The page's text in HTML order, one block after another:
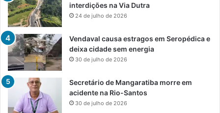
interdições na Via Dutra
24 de julho de 2026
Vendaval causa estragos em Seropédica e
deixa cidade sem energia
30 de julho de 2026
Secretário de Mangaratiba morre em
acidente na Rio-Santos
30 de julho de 2026